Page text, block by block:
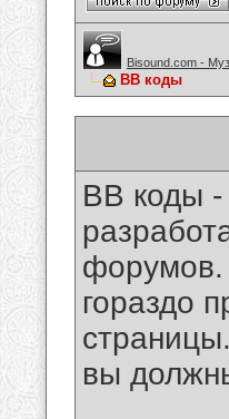
Bisound.com -
BB коды
BB коды
форумов.
гораздо
вы